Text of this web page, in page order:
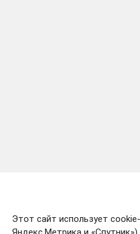
Этот сайт использует